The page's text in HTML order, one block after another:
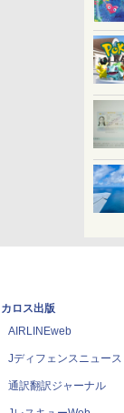
ロス出版
AIRLINEweb
Jディフェンスニュース
通訳翻訳ジャーナル